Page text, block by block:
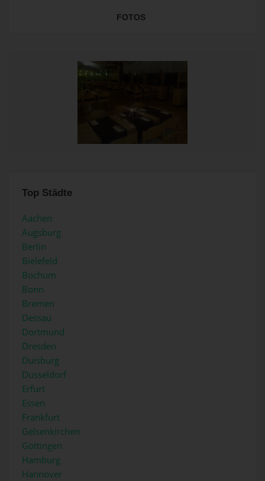
FOTOS
Top Städte
Aachen
Augsburg
Berlin
Bielefeld
Bochum
Bonn
Bremen
Dessau
Dortmund
Dresden
Duisburg
Düsseldorf
Erfurt
Essen
Frankfurt
Gelsenkirchen
Göttingen
Hamburg
Hannover